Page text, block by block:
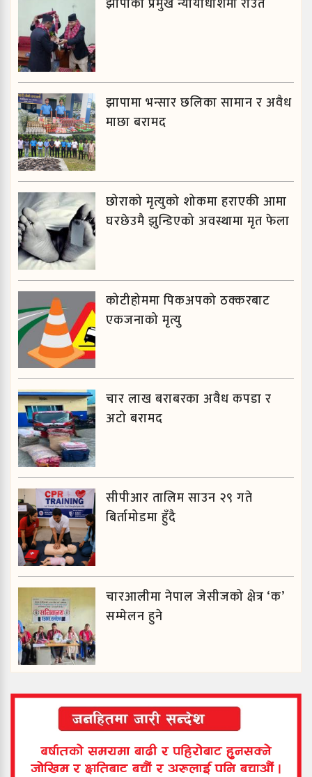
झापामा भन्सार छलिका सामान र अवैध
माछा बरामद
छोराको मृत्युको शोकमा हराएकी आमा
घरछेउमै झुन्डिएको अवस्थामा मृत फेला
कोटीहोममा पिकअपको ठक्करबाट
एकजनाको मृत्यु
चार लाख बराबरका अवैध कपडा र
अटो बरामद
सीपीआर तालिम साउन २९ गते
बिर्तामोडमा हुँदै
चारआलीमा नेपाल जेसीजको क्षेत्र ‘क’
सम्मेलन हुने